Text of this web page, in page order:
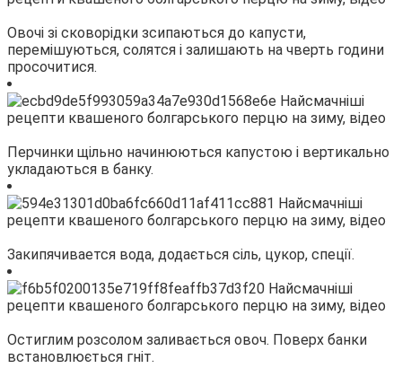
Овочі зі сковорідки зсипаються до капусти,
перемішуються, солятся і залишають на чверть години
просочитися.
Перчинки щільно начинюються капустою і вертикально
укладаються в банку.
Закипячивается вода, додається сіль, цукор, спеції.
Остиглим розсолом заливається овоч. Поверх банки
встановлюється гніт.